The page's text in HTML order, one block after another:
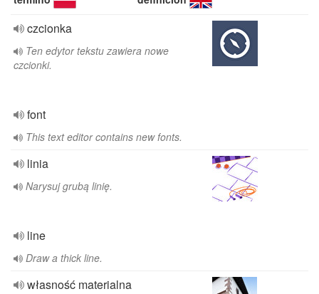
czcionka
Ten edytor tekstu zawiera nowe
czcionki.
font
This text editor contains new fonts.
linia
Narysuj grubą linię.
line
Draw a thick line.
własność materialna